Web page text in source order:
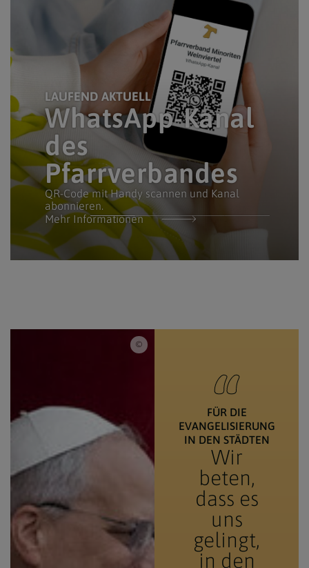
LAUFEND AKTUELL
WhatsApp-Kanal
des
Pfarrverbandes
QR-Code mit Handy scannen und Kanal
abonnieren.
Mehr Informationen
FÜR DIE
EVANGELISIERUNG
IN DEN STÄDTEN
Wir
beten,
dass es
uns
gelingt,
in den